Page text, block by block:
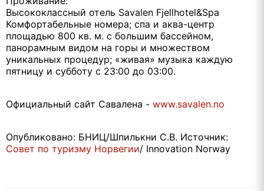
Высококлассный отель Savalen Fjellhotel&Spa
Комфортабельные номера; спа и аква-центр
площадью 800 кв. м. с большим бассейном,
панорамным видом на горы и множеством
уникальных процедур; «живая» музыка каждую
пятницу и субботу с 23:00 до 03:00.
Официальный сайт Савалена - www.savalen.no
Опубликовано: БНИЦ/Шпилькни С.В. Источник:
Совет по туризму Норвегии/ Innovation Norway